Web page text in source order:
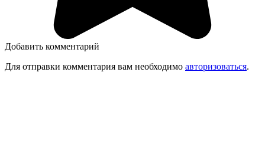
Добавить комментарий
Для отправки комментария вам необходимо авторизоваться.